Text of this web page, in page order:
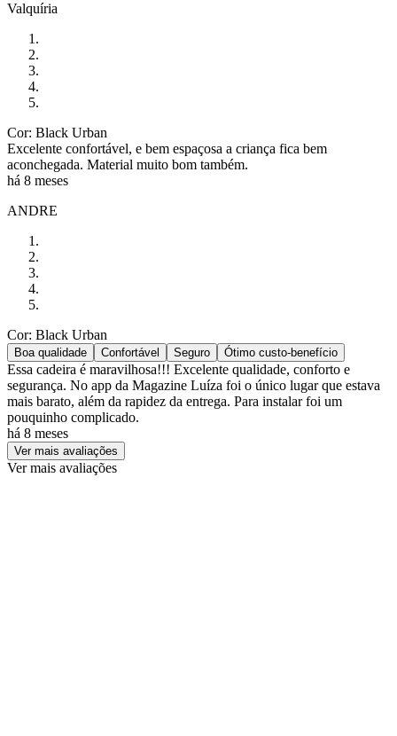
Valquíria
Cor: Black Urban
Excelente confortável, e bem espaçosa a criança fica bem
aconchegada. Material muito bom também.
há 8 meses
ANDRE
Cor: Black Urban
Boa qualidade Confortável Seguro Ótimo custo-benefício
Essa cadeira é maravilhosa!!! Excelente qualidade, conforto e
segurança. No app da Magazine Luíza foi o único lugar que estava
mais barato, além da rapidez da entrega. Para instalar foi um
pouquinho complicado.
há 8 meses
Ver mais avaliações
Ver mais avaliações